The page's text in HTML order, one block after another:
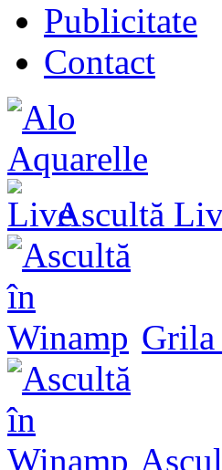
Publicitate
Contact
Ascultă
Grila